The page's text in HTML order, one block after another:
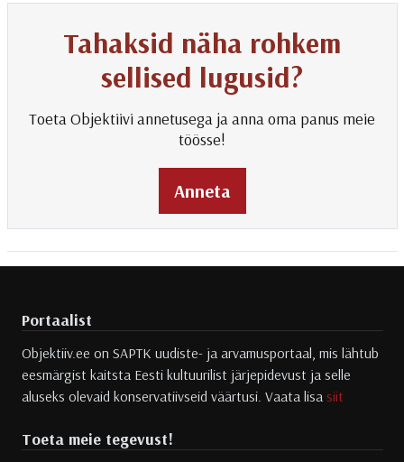
Tahaksid näha rohkem
sellised lugusid?
Toeta Objektiivi annetusega ja anna oma panus meie
töösse!
Anneta
Portaalist
Objektiiv.ee on SAPTK uudiste- ja arvamusportaal, mis lähtub
eesmärgist kaitsta Eesti kultuurilist järjepidevust ja selle
aluseks olevaid konservatiivseid väärtusi. Vaata lisa siit
Toeta meie tegevust!